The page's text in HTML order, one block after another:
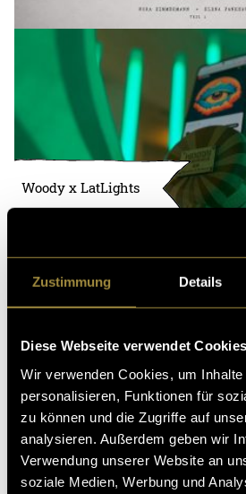
Zustimmung Details
Diese Webseite verwendet Cookies
Wir verwenden Cookies, um
personalisieren, Funktionen für
zu können und die Zugriffe auf
analysieren. Außerdem geben wir
Verwendung unserer Website an
soziale Medien, Werbung und
Woody x LatLights